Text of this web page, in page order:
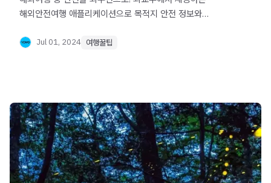
해외안전여행 애플리케이션으로 목적지 안전 정보와
즐길 수 있는 필수 앱을 소개합니다.
Jul 01, 2024 여행꿀팁